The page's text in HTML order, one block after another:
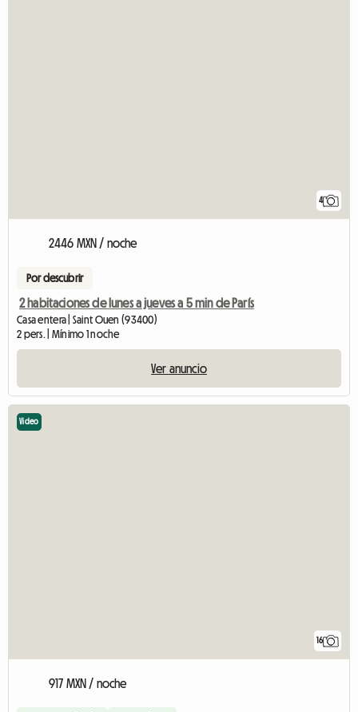
4
2446 MXN / noche
Por descubrir
2 habitaciones de lunes a jueves a 5 min de París
Casa entera | Saint Ouen (93400)
2 pers. | Mínimo 1 noche
Ver anuncio
16
Video
917 MXN / noche